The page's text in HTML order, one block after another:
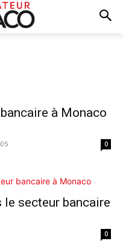
à Monaco
0
le secteur bancaire
0